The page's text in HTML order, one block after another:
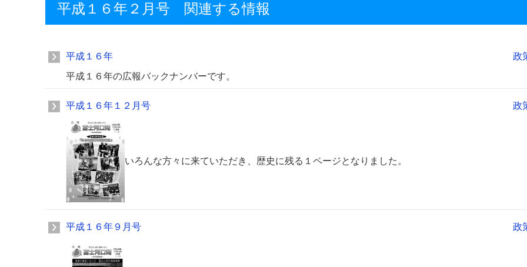
平成１６年２月号 関連する情報
平成１６年
政
平成１６年の広報バックナンバーです。
平成１６年１２月号 政
いろんな方々に来ていただき、歴史に残る１ページとなりました。
平成１６年９月号 政